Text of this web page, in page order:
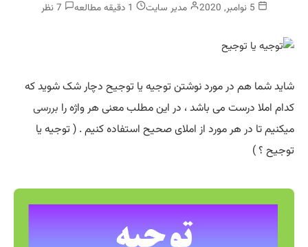
مدیر سایت
شاید شما هم در مورد نوشتن توجیه یا توجیح دچار شک شوید که
کدام املا درست می باشد ، در این مطلب معنی هر واژه را بررسی
میکنیم تا در هر مورد از املای صحیح استفاده کنیم . ( توجیه یا
توجیح ؟ )